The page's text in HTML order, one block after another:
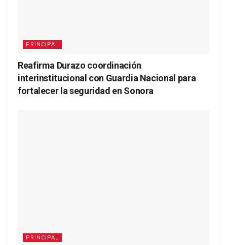
PRINCIPAL
Reafirma Durazo coordinación
interinstitucional con Guardia Nacional para
fortalecer la seguridad en Sonora
PRINCIPAL